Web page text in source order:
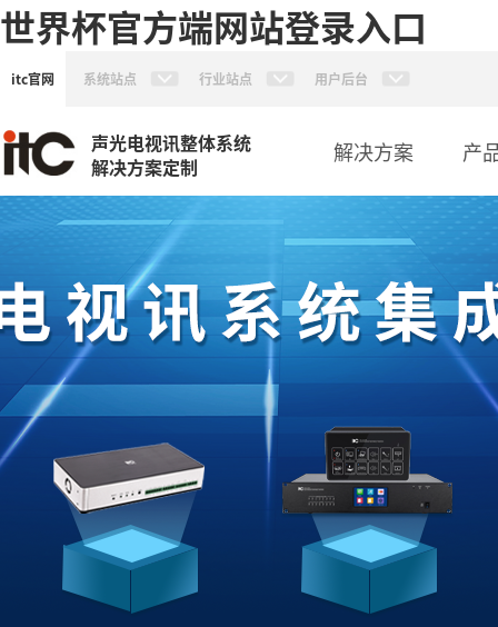
世界杯官方端网站登录入口
itc官网 系统站点 行业站点 用户后台
声光电视讯整体系统
解决方案定制
解决方案 产